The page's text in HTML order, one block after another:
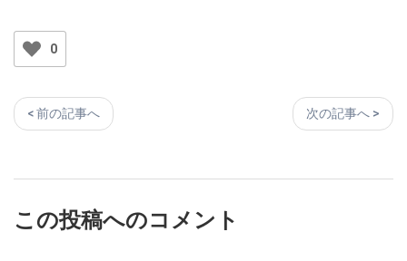
0
< 前の記事へ 次の記事へ >
この投稿へのコメント